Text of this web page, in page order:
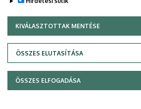
Adatvédelem
Copyright © 2026 Unideb
KIVÁLASZTOTTAK MENTÉSE
ÖSSZES ELUTASÍTÁSA
WITHDRAW CONSENT
ÖSSZES ELFOGADÁSA